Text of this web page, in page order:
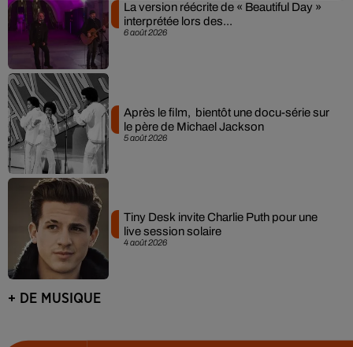
6 août 2026
La version réécrite de « Beautiful Day »
interprétée lors des...
5 août 2026
Après le film, bientôt une docu-série sur
le père de Michael Jackson
4 août 2026
Tiny Desk invite Charlie Puth pour une
live session solaire
+ DE MUSIQUE